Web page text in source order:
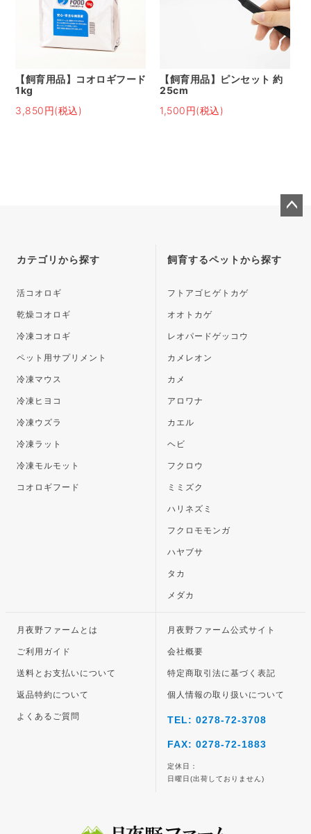
【飼育用品】コオロギフード
1kg
3,850円(税込)
【飼育用品】ピンセット 約
25cm
1,500円(税込)
カテゴリから探す
活コオロギ
乾燥コオロギ
冷凍コオロギ
ペット用サプリメント
冷凍マウス
冷凍ヒヨコ
冷凍ウズラ
冷凍ラット
冷凍モルモット
コオロギフード
飼育するペットから探す
フトアゴヒゲトカゲ
オオトカゲ
レオパードゲッコウ
カメレオン
カメ
アロワナ
カエル
ヘビ
フクロウ
ミミズク
ハリネズミ
フクロモモンガ
ハヤブサ
タカ
メダカ
月夜野ファームとは
ご利用ガイド
送料とお支払いについて
返品特約について
よくあるご質問
月夜野ファーム公式サイト
会社概要
特定商取引法に基づく表記
個人情報の取り扱いについて
TEL: 0278-72-3708
FAX: 0278-72-1883
定休日：
日曜日(出荷しておりません)